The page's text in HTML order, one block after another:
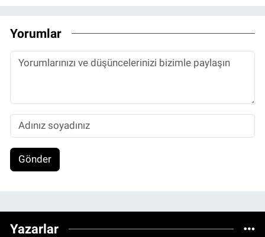
Yorumlar
Gönder
Yazarlar